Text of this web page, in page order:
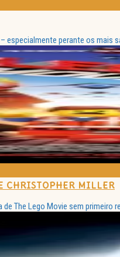
especialmente perante os
CHRISTOPHER MILLER
The Lego Movie sem primeiro